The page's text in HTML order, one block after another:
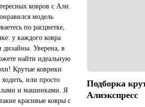
ковров с Али.
модель
по расцветке,
у каждого ковра
дизайны. Уверена, в
найти идеальную
Крутые коврики
ходить, или просто
и машинками. Я
красивые ковры с
Подборка
Алиэкспресс